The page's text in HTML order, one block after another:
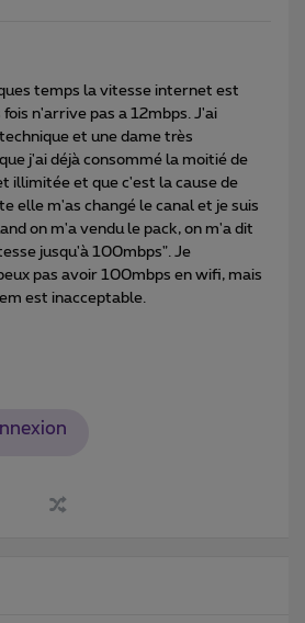
temps la vitesse internet est
n'arrive pas a 12mbps. J'ai
et une dame très
j'ai déjà consommé la moitié de
illimitée et que c'est la cause de
elle m'as changé le canal et je suis
on m'a vendu le pack, on m'a dit
jusqu'à 100mbps". Je
pas avoir 100mbps en wifi, mais
est inacceptable.